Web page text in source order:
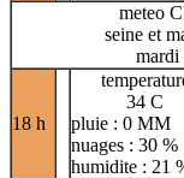
meteo
seine et
mardi
18 h
34 C
pluie : 0 MM
nuages : 30 %
humidite : 21